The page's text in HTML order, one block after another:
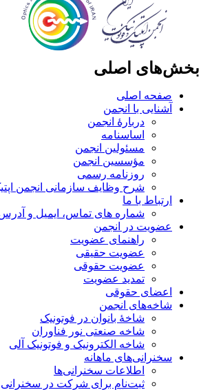
اصلی
صفحه اصلی
آشنایی با انجمن
دربارۀ انجمن
اساسنامه
مسئولین انجمن
مؤسسین انجمن
روزنامه رسمی
شرح وظایف سازمانی انجمن اپتیک
ارتباط با ما
شماره های تماس، ایمیل و آدرس
عضویت در انجمن
راهنمای عضویت
عضویت حقیقی
عضویت حقوقی
تمدید عضویت
اعضای حقوقی
شاخه‌های انجمن
شاخۀ بانوان در فوتونیک
شاخه صنعتی نور فناوران
شاخه‌ الکترونیک و فوتونیک آلی
سخنرانی‌های ماهانه
اطلاعات سخنرانی‌‌ها
ثبت‌نام برای شرکت در سخنرانی